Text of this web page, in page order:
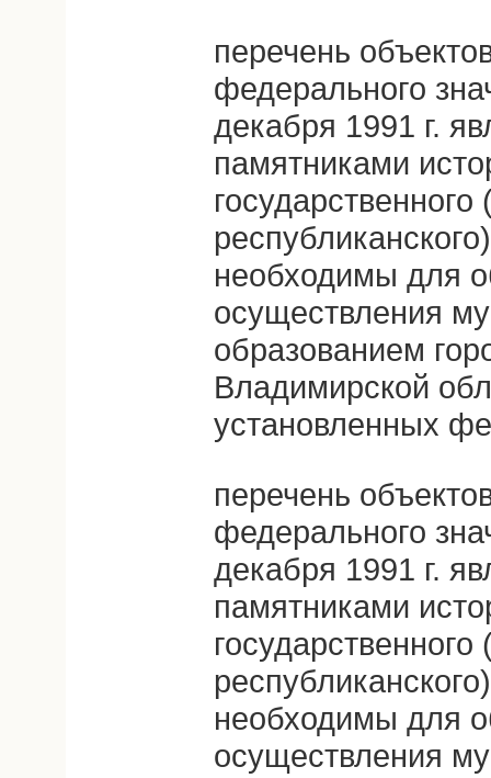
перечень
федерального
декабря 1991 г.
памятниками
необходимы для
осуществления
образованием
Владимирской
установленных
перечень
федерального
декабря 1991 г.
памятниками
необходимы для
осуществления